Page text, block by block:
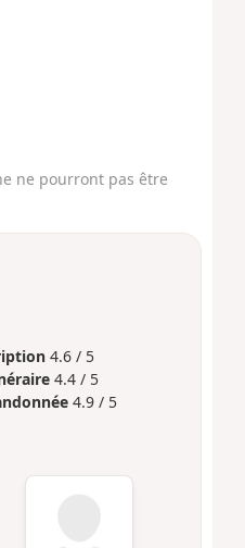
ne pourront pas être
4.6 / 5
4.4 / 5
4.9 / 5